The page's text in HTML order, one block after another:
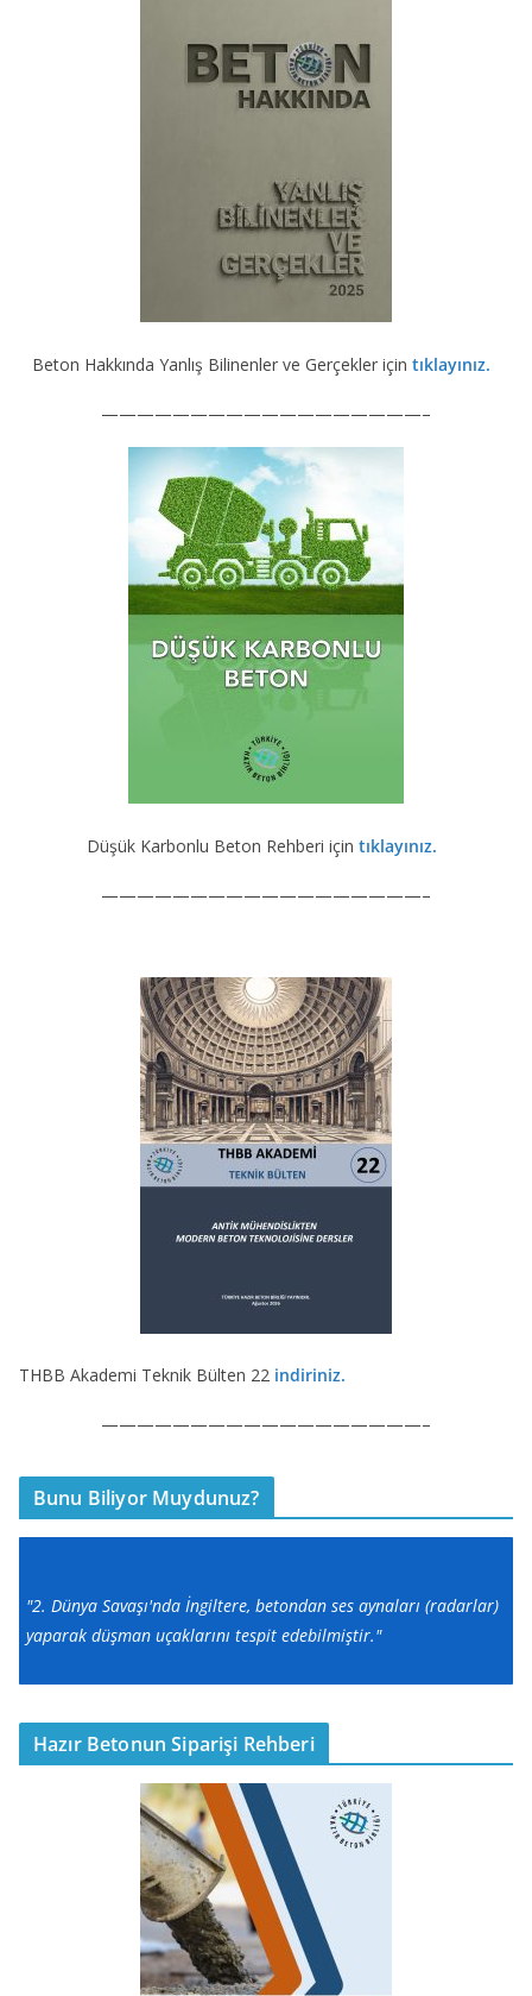
Beton Hakkında Yanlış Bilinenler ve Gerçekler için tıklayınız.
——————————————————–
Düşük Karbonlu Beton Rehberi için tıklayınız.
——————————————————–
THBB Akademi Teknik Bülten 22 indiriniz.
——————————————————–
Bunu Biliyor Muydunuz?
"2. Dünya Savaşı'nda İngiltere, betondan ses aynaları (radarlar)
yaparak düşman uçaklarını tespit edebilmiştir."
Hazır Betonun Siparişi Rehberi